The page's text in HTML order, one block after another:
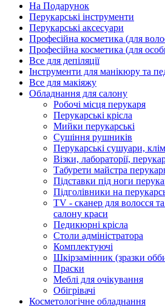
На Подарунок
Перукарські інструменти
Перукарські аксесуари
Професійна косметика (для
Професійна косметика (для
Все для депіляції
Інструменти для манікюру та
Все для макіяжу
Обладнання для салону
Робочі місця перукаря
Перукарські крісла
Мийки перукарські
Сушіння рушників
Перукарські сушуари,
Візки, лабораторії,
Табурети майстра
Підставки під ноги
Підголівники на
TV - сканер для волосся
салону краси
Педикюрні крісла
Столи адміністратора
Комплектуючі
Шкірзамінник (зразки
Праски
Меблі для очікування
Обігрівачі
Косметологічне обладнання